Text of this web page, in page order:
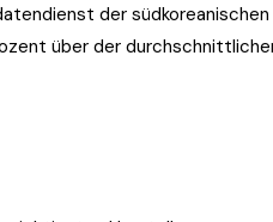
der südkoreanischen
über der